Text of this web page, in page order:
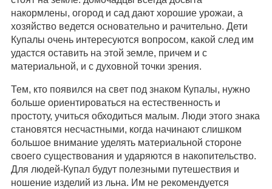
накормлены, огород и сад дают хорошие урожаи, а
хозяйство ведется основательно и рачительно. Дети
Купалы очень интересуются вопросом, какой след им
удастся оставить на этой земле, причем и с
материальной, и с духовной точки зрения.
Тем, кто появился на свет под знаком Купалы, нужно
больше ориентироваться на естественность и
простоту, учиться обходиться малым. Люди этого знака
становятся несчастными, когда начинают слишком
большое внимание уделять материальной стороне
своего существования и ударяются в накопительство.
Для людей-Купал будут полезными путешествия и
ношение изделий из льна. Им не рекомендуется